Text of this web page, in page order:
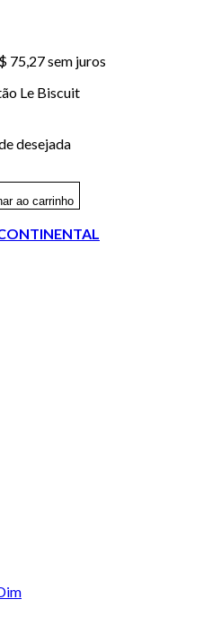
75,27 sem juros
Le Biscuit
desejada
ao carrinho